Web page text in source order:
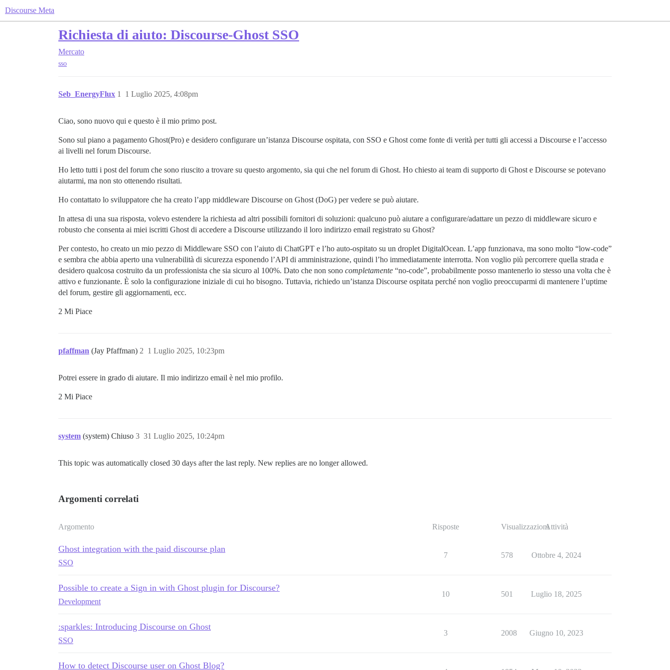
Discourse Meta
Richiesta di aiuto: Discourse-Ghost SSO
Mercato
sso
Seb_EnergyFlux 1 Luglio 2025, 4:08pm
1
Ciao, sono nuovo qui e questo è il mio primo post.
Sono sul piano a pagamento Ghost(Pro) e desidero configurare un’istanza Discourse ospitata, con SSO e Ghost come fonte di verità per tutti gli accessi a Discourse e l’accesso
ai livelli nel forum Discourse.
Ho letto tutti i post del forum che sono riuscito a trovare su questo argomento, sia qui che nel forum di Ghost. Ho chiesto ai team di supporto di Ghost e Discourse se potevano
aiutarmi, ma non sto ottenendo risultati.
Ho contattato lo sviluppatore che ha creato l’app middleware Discourse on Ghost (DoG) per vedere se può aiutare.
In attesa di una sua risposta, volevo estendere la richiesta ad altri possibili fornitori di soluzioni: qualcuno può aiutare a configurare/adattare un pezzo di middleware sicuro e
robusto che consenta ai miei iscritti Ghost di accedere a Discourse utilizzando il loro indirizzo email registrato su Ghost?
Per contesto, ho creato un mio pezzo di Middleware SSO con l’aiuto di ChatGPT e l’ho auto-ospitato su un droplet DigitalOcean. L’app funzionava, ma sono molto “low-code”
e sembra che abbia aperto una vulnerabilità di sicurezza esponendo l’API di amministrazione, quindi l’ho immediatamente interrotta. Non voglio più percorrere quella strada e
desidero qualcosa costruito da un professionista che sia sicuro al 100%. Dato che non sono completamente “no-code”, probabilmente posso mantenerlo io stesso una volta che è
attivo e funzionante. È solo la configurazione iniziale di cui ho bisogno. Tuttavia, richiedo un’istanza Discourse ospitata perché non voglio preoccuparmi di mantenere l’uptime
del forum, gestire gli aggiornamenti, ecc.
2 Mi Piace
pfaffman (Jay Pfaffman) 1 Luglio 2025, 10:23pm
2
Potrei essere in grado di aiutare. Il mio indirizzo email è nel mio profilo.
2 Mi Piace
system (system) Chiuso 31 Luglio 2025, 10:24pm
3
This topic was automatically closed 30 days after the last reply. New replies are no longer allowed.
Argomenti correlati
Argomento Risposte VisualizzazioniAttività
Ghost integration with the paid discourse plan
SSO
7 578 Ottobre 4, 2024
Possible to create a Sign in with Ghost plugin for Discourse?
Development
10 501 Luglio 18, 2025
:sparkles: Introducing Discourse on Ghost
SSO
3 2008 Giugno 10, 2023
How to detect Discourse user on Ghost Blog?